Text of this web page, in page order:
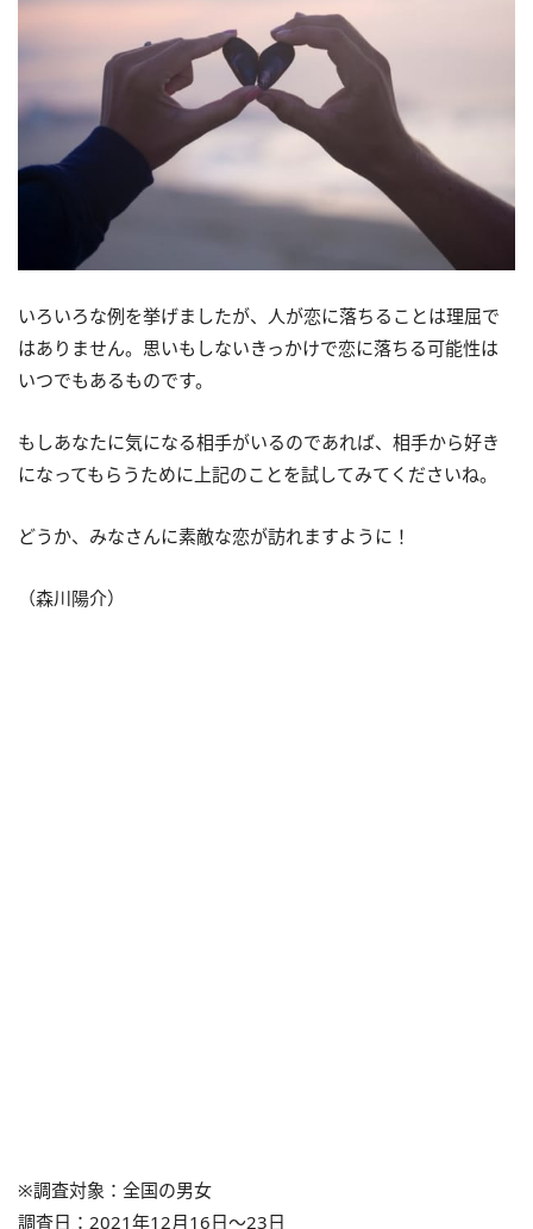
いろいろな例を挙げましたが、人が恋に落ちることは理屈で
はありません。思いもしないきっかけで恋に落ちる可能性は
いつでもあるものです。
もしあなたに気になる相手がいるのであれば、相手から好き
になってもらうために上記のことを試してみてくださいね。
どうか、みなさんに素敵な恋が訪れますように！
（森川陽介）
※調査対象：全国の男女
調査日：2021年12月16日～23日